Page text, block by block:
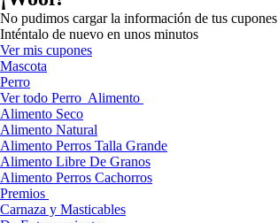
No pudimos cargar la información de tus cupones
Inténtalo de nuevo en unos minutos
Ver mis cupones
Mascota
Perro
Ver todo Perro Alimento
Alimento Seco
Alimento Natural
Alimento Perros Talla Grande
Alimento Libre De Granos
Alimento Perros Cachorros
Premios
Carnaza y Masticables